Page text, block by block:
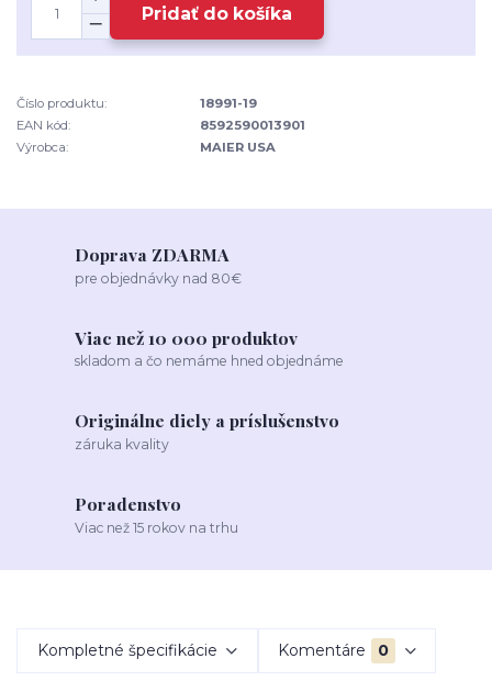
Pridať do košíka
Číslo produktu:
18991-19
EAN kód:
8592590013901
Výrobca:
MAIER USA
Doprava ZDARMA
pre objednávky nad 80€
Viac než 10 000 produktov
skladom a čo nemáme hned objednáme
Originálne diely a príslušenstvo
záruka kvality
Poradenstvo
Viac než 15 rokov na trhu
Kompletné špecifikácie Komentáre 0